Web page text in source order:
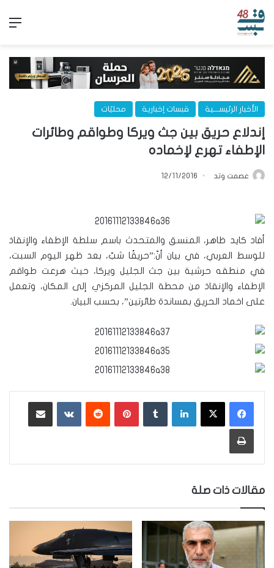
الأخبار الرئيســـية قبسات إخبارية محليّات
إندلاع حريق بين جث ويركا وطواقم وطائرات
الإطفاء تهرع لإخماده
عصمت وتد 12/11/2016
أفاد كايد ظاهر، المنسق والمتحدث باسم سلطة الإطفاء والإنقاذ
للوسط العربي، في بيان أنّ:”حريقًا شبّ، بعد ظهر اليوم السبت،
في منطقه حرشية بين جث الجليل ويركا، حيث هرعت طواقم
الإطفاء والإنقاذ من محطة الجليل المركزي إلى المكان، وتعمل
على اخماد الحريق بمساندة طائرتين”، بحسب البيان.
لينكدإن بينتيريست ‏VKontakte
طباعة
مقالات ذات صلة